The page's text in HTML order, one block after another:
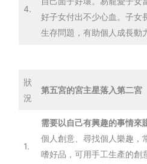
4.
好子女付出不少心血。子女
生存問題，有助個人成長動
狀
況
第五宮的宮主星落入第二宮
1.
需要以自己有興趣的事情來
個人創意、尋找個人樂趣，
嗜好品，可用手工生產的創